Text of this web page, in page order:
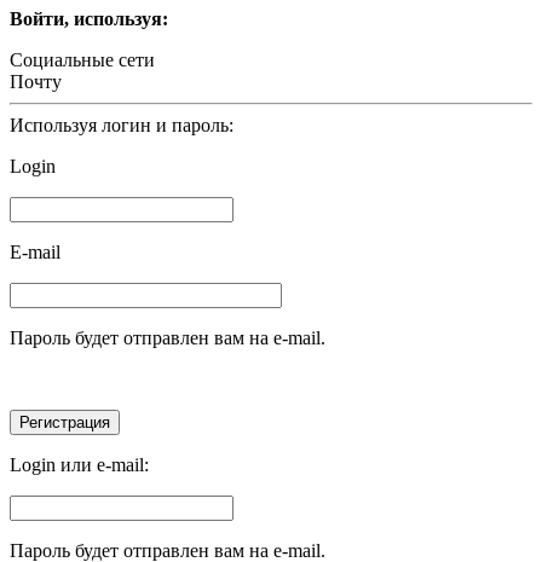
Войти, используя:
Социальные сети
Почту
Используя логин и пароль:
Login
E-mail
Пароль будет отправлен вам на e-mail.
Login или e-mail:
Пароль будет отправлен вам на e-mail.